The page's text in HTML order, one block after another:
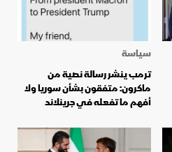
سياسة
ترمب ينشر رسالة نصية من
ماكرون: متفقون بشأن سوريا ولا
أفهم ما تفعله في جرينلاند